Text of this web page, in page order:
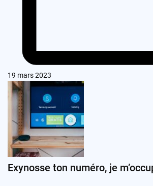
19 mars 2023
Exynosse ton numéro, je